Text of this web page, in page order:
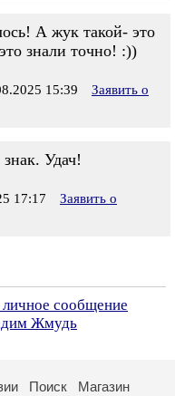
А жук такой- это
знали точно! :))
15:39
Заявить о
Удач!
17:17
Заявить о
сообщение
Жмудь
Поиск
Магазин